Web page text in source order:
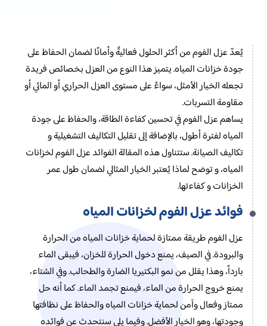
يُعدّ عزل الفوم من أكثر الحلول فعاليةً وأمانًا لضمان الحفاظ على
جودة خزانات المياه. يتميز هذا النوع من العزل بخصائص فريدة
تجعله الخيار الأمثل، سواءً على مستوى العزل الحراري أو المائي أو
مقاومة التسربات.
يساهم عزل الفوم في تحسين كفاءة الطاقة، والحفاظ على جودة
المياه لفترة أطول، بالإضافة إلى تقليل التكاليف التشغيلية و
تكاليف الصيانة. ستتناول هذه المقالة الفوائد عزل الفوم لخزانات
المياه، و توضح لماذا يُعتبر الخيار المثالي لضمان طول عمر
الخزانات و كفاءتها.
فوائد عزل الفوم لخزانات المياه
عزل الفوم طريقة ممتازة لحماية خزانات المياه من الحرارة
والبرودة. في الصيف، يمنع دخول الحرارة للخزان، فيبقى الماء
بارداً، وهذا يقلل من نمو البكتيريا الضارة والطحالب. وفي الشتاء،
يمنع خروج الحرارة من الماء، فيمنع تجمد الماء. كما أنه حل
ممتاز وفعال وآمن لحماية خزانات المياه والحفاظ على نظافتها
وجودتها، وهو الخيار الأفضل. وفيما يلي سنتحدث عن فوائده